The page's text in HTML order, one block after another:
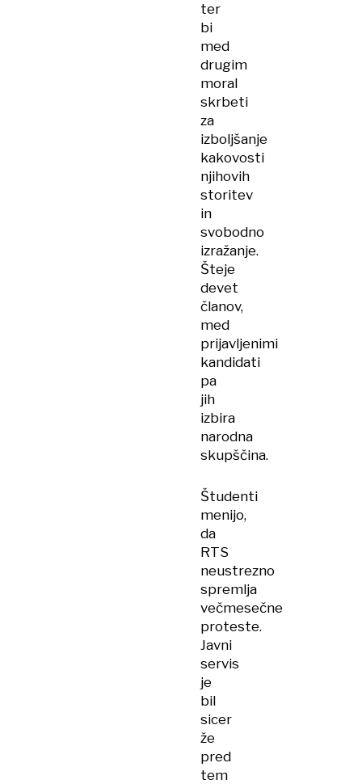
ter
bi
med
drugim
moral
skrbeti
za
izboljšanje
kakovosti
njihovih
storitev
in
svobodno
izražanje.
Šteje
devet
članov,
med
prijavljenimi
kandidati
pa
jih
izbira
narodna
skupščina.
Študenti
menijo,
da
RTS
neustrezno
spremlja
večmesečne
proteste.
Javni
servis
je
bil
sicer
že
pred
tem